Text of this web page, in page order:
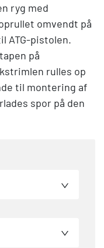
ryg med
omvendt på
ATG-pistolen.
på
rulles op
til montering af
spor på den